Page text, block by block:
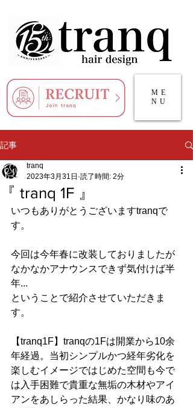
ME
NU
記事
『 tranq 1F 』
tranq
2023年3月31日 読了時間: 2分
いつもありがとうございますtranqで
す。
今回は今年春に改装しておりましたが
なかなかアナウンスできず気付けば半
年...
ということで紹介させていただきま
す。
【tranq1F】tranqの1Fは開業から10余
年経過。当初シンプルかつ経年劣化を
楽しむイメージではじめた空間も今で
は入手困難で貴重な無垢の木材やアイ
アンをあしらった結果、かなり味のあ